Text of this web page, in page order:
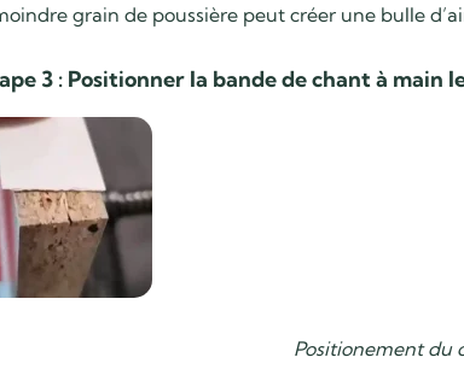
grain de poussière peut créer une bulle
3 : Positionner la bande de chant à main
Positionement du